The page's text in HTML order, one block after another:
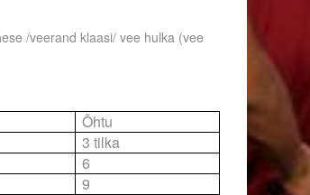
/veerand klaasi/ vee hulka (vee
Õhtu
3 tilka
6
9